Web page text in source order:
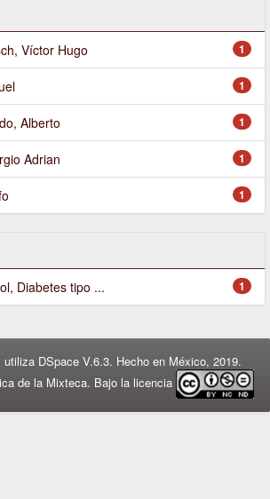
1
Víctor Hugo
1
1
Alberto
1
Adrian
1
1
Diabetes tipo ...
DSpace V.6.3. Hecho en México, 2019.
de la Mixteca. Bajo la licencia